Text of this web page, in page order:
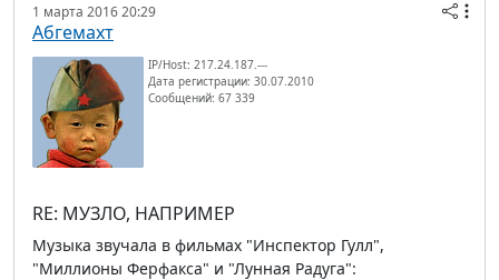
1 марта 2016 20:29
Абгемахт
IP/Host: 217.24.187.---
Дата регистрации: 30.07.2010
Сообщений: 67 339
RE: МУЗЛО, НАПРИМЕР
Музыка звучала в фильмах "Инспектор Гулл",
"Миллионы Ферфакса" и "Лунная Радуга":